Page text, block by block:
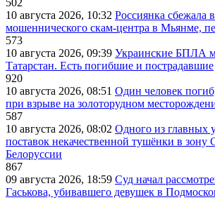
502
10 августа 2026, 10:32 Россиянка сбежала
мошеннического скам-центра в Мьянме,
573
10 августа 2026, 09:39 Украинские БПЛА
Татарстан. Есть погибшие и пострадавшие
920
10 августа 2026, 08:51 Один человек
при взрыве на золоторудном
587
10 августа 2026, 08:02 Одного из главных
поставок некачественной тушёнки в
Белоруссии
867
09 августа 2026, 18:59 Суд начал
Гаськова, убивавшего девушек в